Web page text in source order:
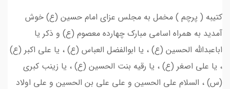
کتیبه ( پرچم ) مخمل به مجلس عزای امام حسین (ع) خوش
آمدید به همراه اسامی مبارک چهارده معصوم (ع) و ذکر یا
اباعبدالله الحسین (ع) ، یا ابوالفضل العباس (ع) ، یا علی اکبر (ع)
، یا علی اصغر (ع) ، یا رقیه بنت الحسین (ع) ، یا زینب کبری
(س) ، السلام علي الحسين و علي علي بن الحسين و علي اولاد